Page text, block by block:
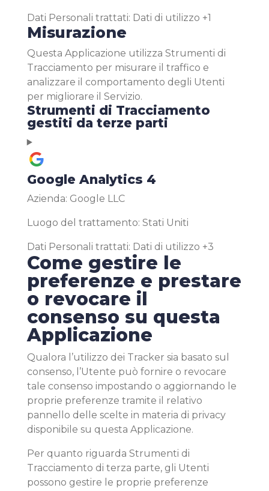
Dati Personali trattati: Dati di utilizzo +1
Misurazione
Questa Applicazione utilizza Strumenti di
Tracciamento per misurare il traffico e
analizzare il comportamento degli Utenti
per migliorare il Servizio.
Strumenti di Tracciamento
gestiti da terze parti
Google Analytics 4
Azienda: Google LLC
Luogo del trattamento: Stati Uniti
Dati Personali trattati: Dati di utilizzo +3
Come gestire le
preferenze e prestare
o revocare il
consenso su questa
Applicazione
Qualora l’utilizzo dei Tracker sia basato sul
consenso, l’Utente può fornire o revocare
tale consenso impostando o aggiornando le
proprie preferenze tramite il relativo
pannello delle scelte in materia di privacy
disponibile su questa Applicazione.
Per quanto riguarda Strumenti di
Tracciamento di terza parte, gli Utenti
possono gestire le proprie preferenze